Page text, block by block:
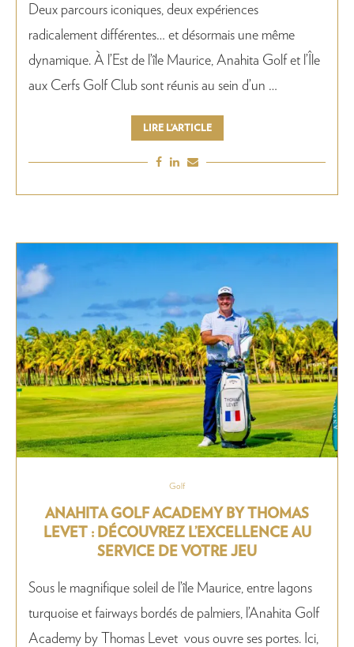
Deux parcours iconiques, deux expériences
radicalement différentes… et désormais une même
dynamique. À l’Est de l’île Maurice, Anahita Golf et l’Île
aux Cerfs Golf Club sont réunis au sein d’un …
LIRE L’ARTICLE
Golf
ANAHITA GOLF ACADEMY BY THOMAS
LEVET : DÉCOUVREZ L’EXCELLENCE AU
SERVICE DE VOTRE JEU
Sous le magnifique soleil de l’île Maurice, entre lagons
turquoise et fairways bordés de palmiers, l’Anahita Golf
Academy by Thomas Levet vous ouvre ses portes. Ici,